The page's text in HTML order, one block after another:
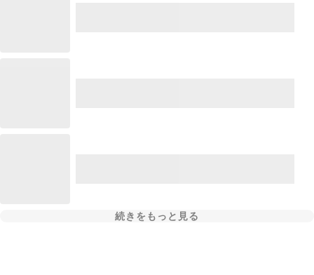
続きをもっと見る